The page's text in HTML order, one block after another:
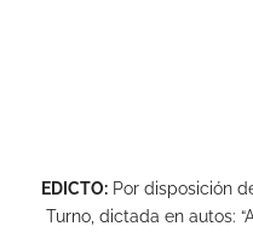
EDICTO:Por disposición
Turno, dictada en autos: